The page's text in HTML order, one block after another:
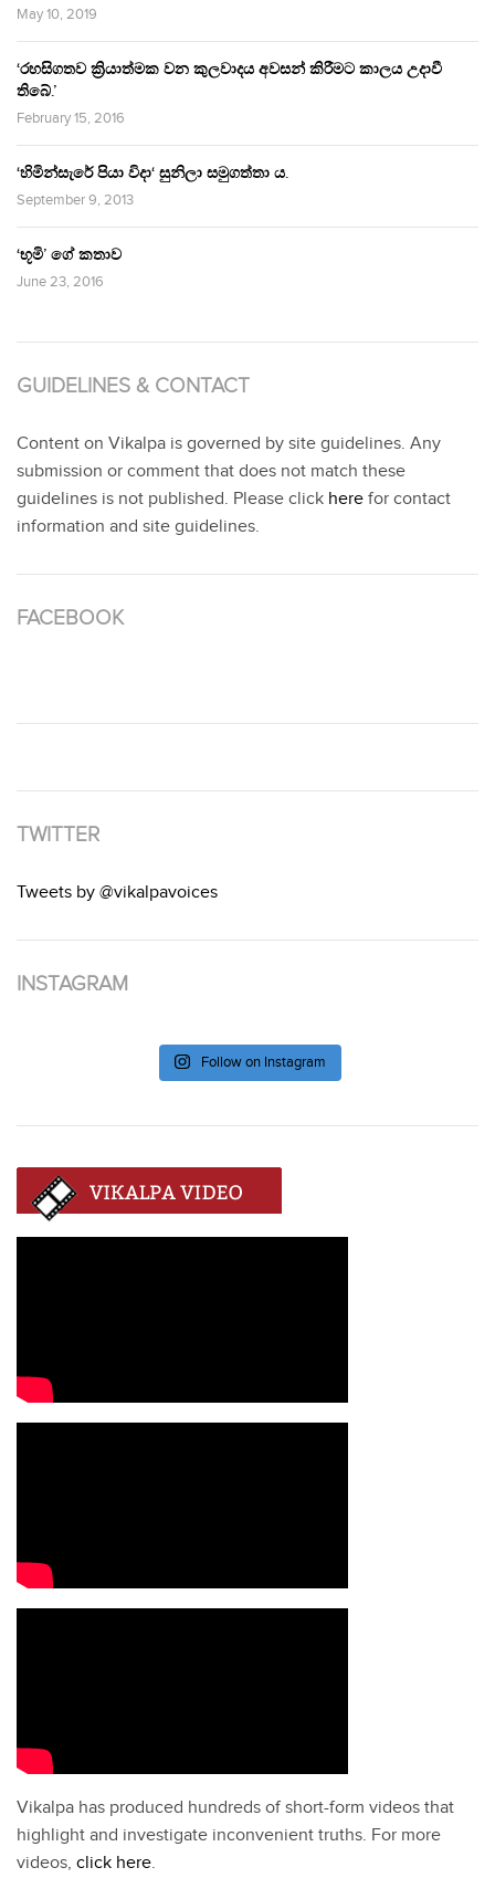
May 10, 2019
‘රහසිගතව ක්‍රියාත්මක වන කුලවාදය අවසන් කිරීමට කාලය උදාවී
තිබේ.’
February 15, 2016
‘හිමින්සැරේ පියා විදා‘ සුනිලා සමුගත්තා ය.
September 9, 2013
‘භූමි’ ගේ කතාව
June 23, 2016
GUIDELINES & CONTACT
Content on Vikalpa is governed by site guidelines. Any
submission or comment that does not match these
guidelines is not published. Please click here for contact
information and site guidelines.
FACEBOOK
TWITTER
Tweets by @vikalpavoices
INSTAGRAM
Follow on Instagram
Vikalpa has produced hundreds of short-form videos that
highlight and investigate inconvenient truths. For more
videos, click here.